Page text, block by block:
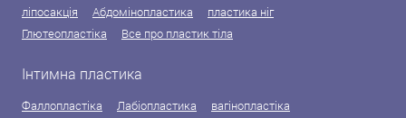
ліпосакція
Абдомінопластика
пластика ніг
Глютеопластіка
Все про пластик тіла
Інтимна пластика
Фаллопластіка Лабіопластика
вагінопластіка